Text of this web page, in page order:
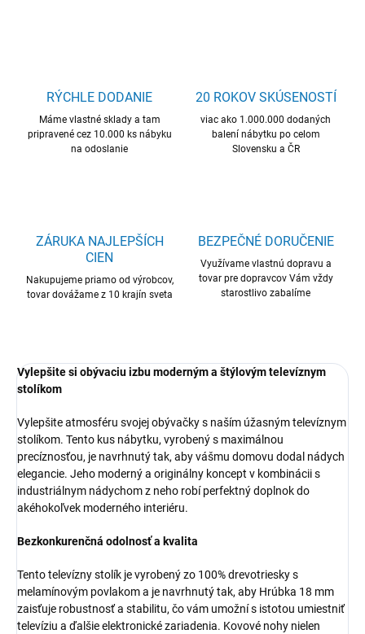
RÝCHLE DODANIE
Máme vlastné sklady a tam
pripravené cez 10.000 ks nábyku
na odoslanie
20 ROKOV SKÚSENOSTÍ
viac ako 1.000.000 dodaných
balení nábytku po celom
Slovensku a ČR
ZÁRUKA NAJLEPŠÍCH
CIEN
Nakupujeme priamo od výrobcov,
tovar dovážame z 10 krajín sveta
BEZPEČNÉ DORUČENIE
Využívame vlastnú dopravu a
tovar pre dopravcov Vám vždy
starostlivo zabalíme
Vylepšite si obývaciu izbu moderným a štýlovým televíznym
stolíkom
Vylepšite atmosféru svojej obývačky s naším úžasným televíznym
stolíkom. Tento kus nábytku, vyrobený s maximálnou
precíznosťou, je navrhnutý tak, aby vášmu domovu dodal nádych
elegancie. Jeho moderný a originálny koncept v kombinácii s
industriálnym nádychom z neho robí perfektný doplnok do
akéhokoľvek moderného interiéru.
Bezkonkurenčná odolnosť a kvalita
Tento televízny stolík je vyrobený zo 100% drevotriesky s
melamínovým povlakom a je navrhnutý tak, aby Hrúbka 18 mm
zaisťuje robustnosť a stabilitu, čo vám umožní s istotou umiestniť
televíziu a ďalšie elektronické zariadenia. Kovové nohy nielen